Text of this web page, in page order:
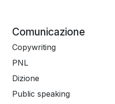
Comunicazione
Copywriting
PNL
Dizione
Public speaking